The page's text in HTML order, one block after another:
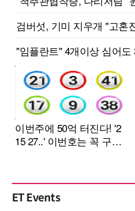
ET Events